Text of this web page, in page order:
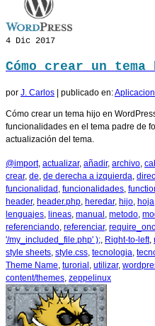
4 Dic 2017
Cómo crear un
por J. Carlos | publicado en:
Cómo crear un tema hijo en
funcionalidades en el tema padre de
actualización del tema.
@import, actualizar, añadir, archivo
crear, de de derecha a izquierda
funcionalidad funcionalidades
header, header.php heredar, hijo hoja
lenguajes lineas manual metodo
referenciando referenciar,
'/my_included_file.php' ); Right-to-left,
style sheets style.css tecnologia
Theme Name turorial utilizar,
content/themes zeppelinux